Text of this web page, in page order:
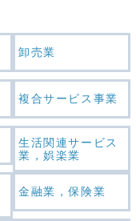
卸売業
複合サービス事業
生活関連サービス
業，娯楽業
金融業，保険業